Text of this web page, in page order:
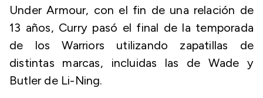
Under Armour, con el fin de una relación de
13 años, Curry pasó el final de la temporada
de los Warriors utilizando zapatillas de
distintas marcas, incluidas las de Wade y
Butler de Li-Ning.